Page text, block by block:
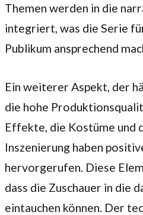
Themen werden in die
integriert, was die Serie
Publikum ansprechend
Ein weiterer Aspekt, der
die hohe
Effekte, die Kostüme und
Inszenierung haben
hervorgerufen. Diese
dass die Zuschauer in die
eintauchen können. Der